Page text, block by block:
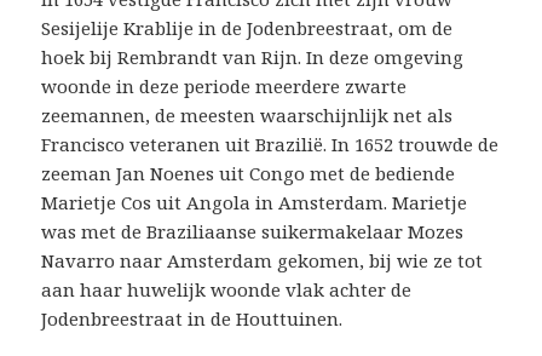
Sesijelije Krablije in de Jodenbreestraat, om de
hoek bij Rembrandt van Rijn. In deze omgeving
woonde in deze periode meerdere zwarte
zeemannen, de meesten waarschijnlijk net als
Francisco veteranen uit Brazilië. In 1652 trouwde de
zeeman Jan Noenes uit Congo met de bediende
Marietje Cos uit Angola in Amsterdam. Marietje
was met de Braziliaanse suikermakelaar Mozes
Navarro naar Amsterdam gekomen, bij wie ze tot
aan haar huwelijk woonde vlak achter de
Jodenbreestraat in de Houttuinen.